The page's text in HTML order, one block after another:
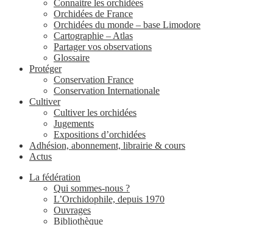
Connaitre les orchidées
Orchidées de France
Orchidées du monde – base Limodore
Cartographie – Atlas
Partager vos observations
Glossaire
Protéger
Conservation France
Conservation Internationale
Cultiver
Cultiver les orchidées
Jugements
Expositions d’orchidées
Adhésion, abonnement, librairie & cours
Actus
La fédération
Qui sommes-nous ?
L’Orchidophile, depuis 1970
Ouvrages
Bibliothèque